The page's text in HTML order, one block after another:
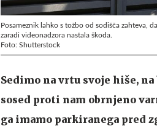
Posameznik lahko s tožbo od sodišča zahteva,
zaradi videonadzora nastala škoda.
Foto: Shutterstock
Sedimo na vrtu svoje hiše,
sosed proti nam obrnjeno
ga imamo parkiranega pred